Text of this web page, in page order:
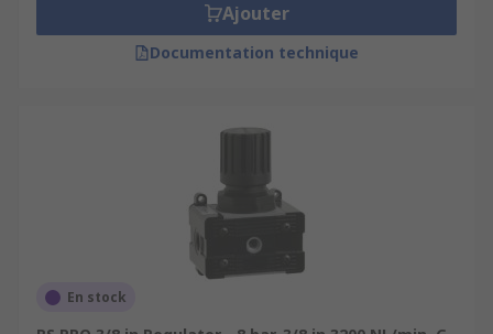
Ajouter
Documentation technique
En stock